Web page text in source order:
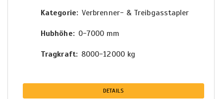
Kategorie Verbrenner- & Treibgasstapler
Hubhöhe 0-7000 mm
Tragkraft 8000-12000 kg
DETAILS